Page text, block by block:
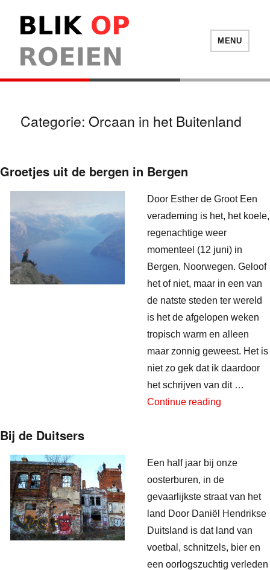
Blik Op Roeien
MENU
Categorie:Orcaan in het Buitenland
Groetjes uit de bergen in Bergen
Door Esther de Groot Een
verademing is het, het koele,
regenachtige weer
momenteel (12 juni) in
Bergen, Noorwegen. Geloof
het of niet, maar in een van
de natste steden ter wereld
is het de afgelopen weken
tropisch warm en alleen
maar zonnig geweest. Het is
niet zo gek dat ik daardoor
het schrijven van dit …
Continue reading
Bij de Duitsers
Een half jaar bij onze
oosterburen, in de
gevaarlijkste straat van het
land Door Daniël Hendrikse
Duitsland is dat land van
voetbal, schnitzels, bier en
een oorlogszuchtig verleden